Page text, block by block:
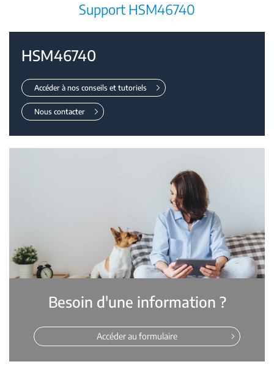
Support HSM46740
HSM46740
Accéder à nos conseils et tutoriels
Nous contacter
Besoin d'une information ?
Accéder au formulaire